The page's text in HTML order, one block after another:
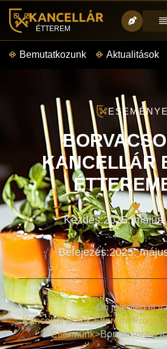
ÉTTEREM
Bemutatkozunk Aktualitások
KANCELLÁR
Kezdés:2025.
Befejezés:2025.
Ön jelenleg itt
Kancellár Birtok Étterem>
Éttermünk>